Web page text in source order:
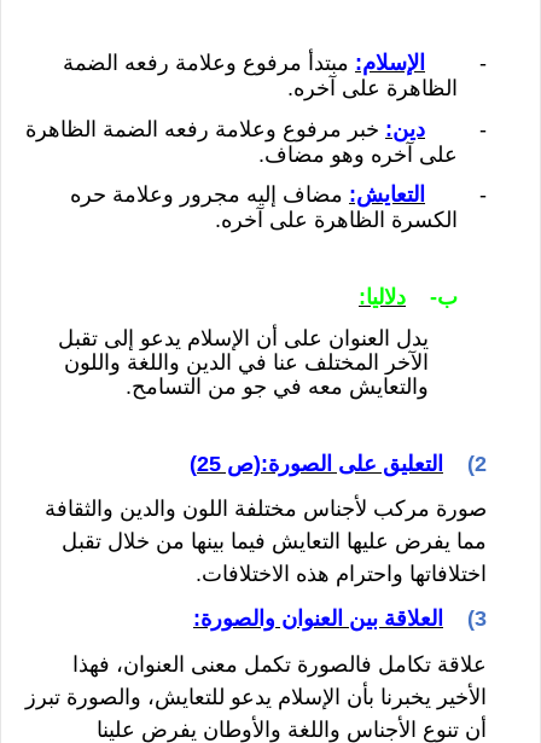
- الإسلام: مبتدأ مرفوع وعلامة رفعه الضمة
الظاهرة على آخره.
-
دين: خبر مرفوع وعلامة رفعه الضمة الظاهرة
على آخره وهو مضاف.
-
التعايش: مضاف إليه مجرور وعلامة حره
الكسرة الظاهرة على آخره.
ب‌-
دلاليا:
يدل العنوان على أن الإسلام يدعو إلى تقبل
الآخر المختلف عنا في الدين واللغة واللون
والتعايش معه في جو من التسامح.
2)
التعليق على الصورة:(ص 25)
صورة مركب لأجناس مختلفة اللون والدين والثقافة
مما يفرض عليها التعايش فيما بينها من خلال تقبل
اختلافاتها واحترام هذه الاختلافات.
3)
العلاقة بين العنوان والصورة:
علاقة تكامل فالصورة تكمل معنى العنوان، فهذا
الأخير يخبرنا بأن الإسلام يدعو للتعايش، والصورة تبرز
أن تنوع الأجناس واللغة والأوطان يفرض علينا